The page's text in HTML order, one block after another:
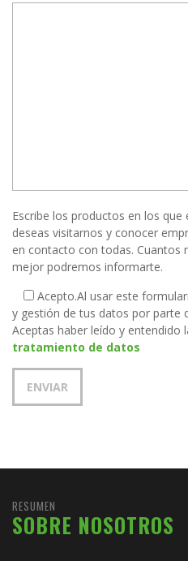
Escribe los productos en los
deseas visitarnos y conocer
en contacto con todas. Cuantos
mejor podremos informarte.
Acepto.Al usar este
y gestión de tus datos por parte
Aceptas haber leído y entendido
tratamiento de datos
RESUMEN
SOBRE NOSOTROS